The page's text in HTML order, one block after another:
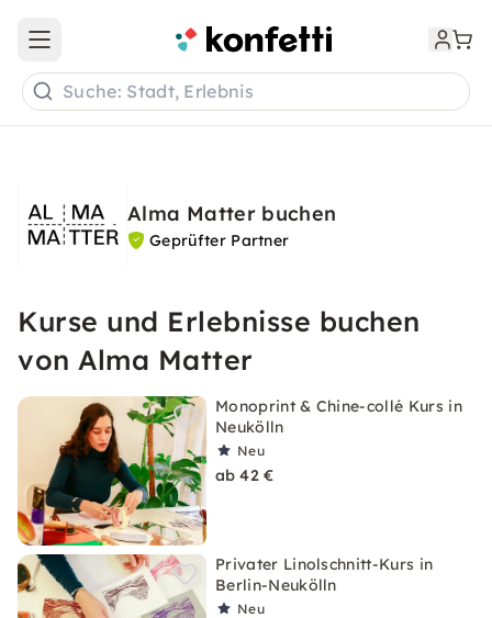
Open main menu
Suche: Stadt, Erlebnis
Alma Matter buchen
Geprüfter Partner
Kurse und Erlebnisse buchen
von Alma Matter
Monoprint & Chine-collé Kurs in
Neukölln
Neu
ab 42 €
Privater Linolschnitt-Kurs in
Berlin-Neukölln
Neu